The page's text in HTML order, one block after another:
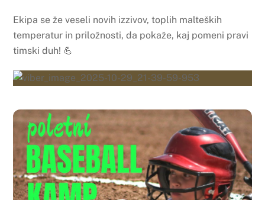
Ekipa se že veseli novih izzivov, toplih malteških
temperatur in priložnosti, da pokaže, kaj pomeni pravi
timski duh! 💪